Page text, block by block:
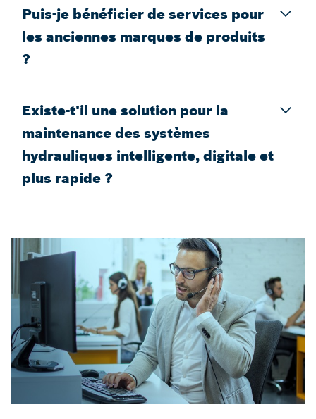
Puis-je bénéficier de services pour
les anciennes marques de produits
?
Existe-t'il une solution pour la
maintenance des systèmes
hydrauliques intelligente, digitale et
plus rapide ?